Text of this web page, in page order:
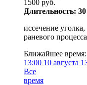
1500 руб.
Длительность:
иссечение
раневого процесса
Ближайшее время:
13:00 10 августа
Все
время